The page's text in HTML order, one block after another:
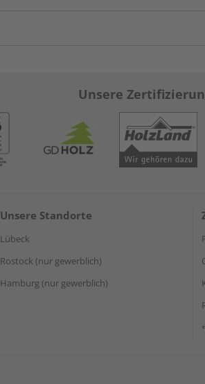
Unsere
Unsere Standorte
Lübeck
Rostock (nur gewerblich)
Hamburg (nur gewerblich)